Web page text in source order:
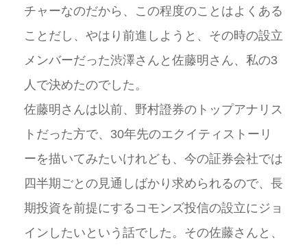
チャーなのだから、この程度のことはよくある
ことだし、やはり前進しようと、その時の設立
メンバーだった渋澤さんと佐藤明さん、私の3
人で決めたのでした。
佐藤明さんは以前、野村證券のトップアナリス
トだった方で、30年先のエクイティストーリ
ーを描いてみたいけれども、今の証券会社では
四半期ごとの見通しばかり求められるので、長
期投資を前提にするコモンズ投信の設立にジョ
インしたいという話でした。その佐藤さんと、